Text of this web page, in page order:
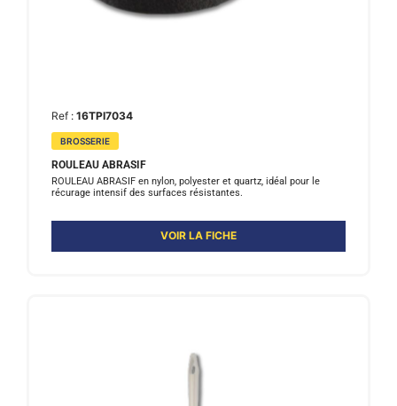
Ref : 16TPI7034
BROSSERIE
ROULEAU ABRASIF
ROULEAU ABRASIF en nylon, polyester et quartz, idéal pour le
récurage intensif des surfaces résistantes.
VOIR LA FICHE